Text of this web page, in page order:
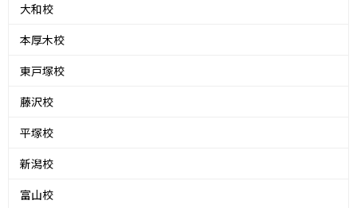
大和校
本厚木校
東戸塚校
藤沢校
平塚校
新潟校
富山校